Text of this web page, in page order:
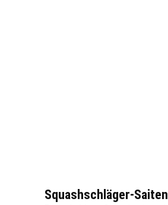
Squashschläger-Saiten